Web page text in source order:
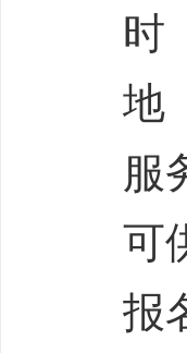
时
地
服
可
报